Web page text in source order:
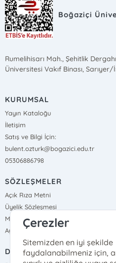
Boğaziçi
Rumelihisarı Mah., Şehitlik
Üniversitesi Vakıf Binası,
KURUMSAL
Yayın Kataloğu
İletişim
Satış ve Bilgi İçin:
bulent.ozturk@bogazici.edu.tr
05306886798
SÖZLEŞMELER
Açık Rıza Metni
Üyelik Sözleşmesi
Mesafeli Satış Sözleşmesi
Aydınlatma Metni, Gizlilik ve Çerez
DIŞ BAĞLANTILAR
Çerezler
Sitemizden en iyi şekilde
faydalanabilmeniz için,